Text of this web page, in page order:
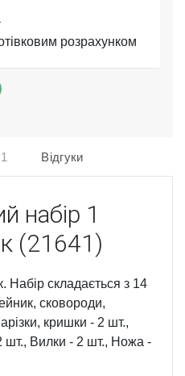
розрахунком
1 Відгуки
набір 1
(21641)
Набір складається з 14
сковороди,
кришки - 2 шт.,
шт., Вилки - 2 шт., Ножа -